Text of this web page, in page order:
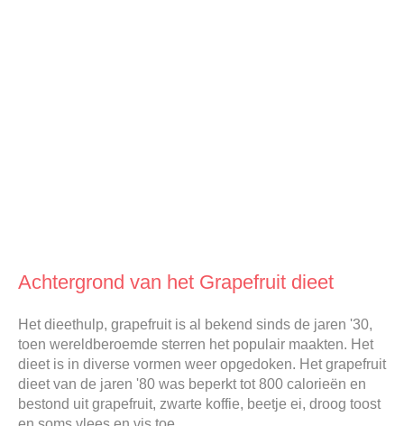
Achtergrond van het Grapefruit dieet
Het dieethulp, grapefruit is al bekend sinds de jaren '30,
toen wereldberoemde sterren het populair maakten. Het
dieet is in diverse vormen weer opgedoken. Het grapefruit
dieet van de jaren '80 was beperkt tot 800 calorieën en
bestond uit grapefruit, zwarte koffie, beetje ei, droog toost